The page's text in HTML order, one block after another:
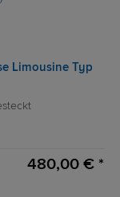
Limousine Typ
480,00 € *